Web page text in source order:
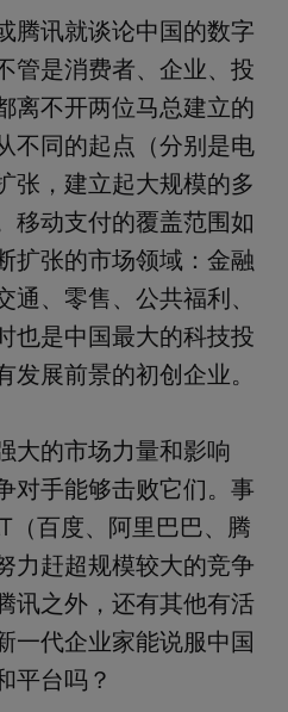
腾讯就谈论中国的数字
管是消费者、企业、投
离不开两位马总建立的
不同的起点（分别是电
张，建立起大规模的多
移动支付的覆盖范围如
扩张的市场领域：金融
通、零售、公共福利、
也是中国最大的科技投
展前景的初创企业。
大的市场力量和影响
对手能够击败它们。事
（百度、阿里巴巴、腾
力赶超规模较大的竞争
讯之外，还有其他有活
一代企业家能说服中国
平台吗？